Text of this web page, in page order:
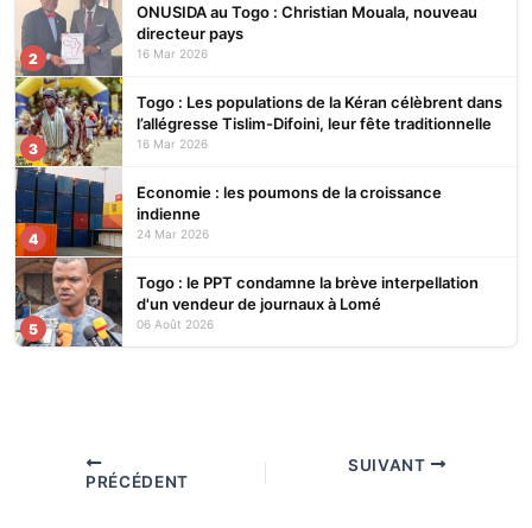
2
ONUSIDA au Togo : Christian Mouala, nouveau
directeur pays
16 Mar 2026
3
Togo : Les populations de la Kéran célèbrent dans
l’allégresse Tislim-Difoini, leur fête traditionnelle
16 Mar 2026
4
Economie : les poumons de la croissance
indienne
24 Mar 2026
5
Togo : le PPT condamne la brève interpellation
d'un vendeur de journaux à Lomé
06 Août 2026
PRÉCÉDENT
SUIVANT